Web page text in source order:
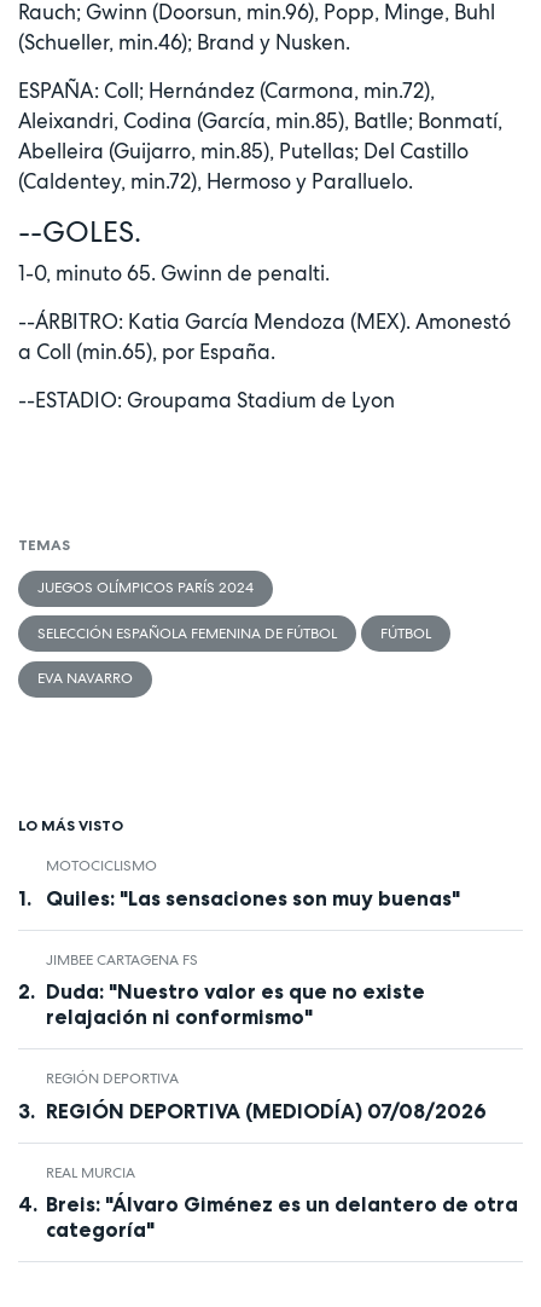
Rauch; Gwinn (Doorsun, min.96), Popp, Minge, Buhl
(Schueller, min.46); Brand y Nusken.
ESPAÑA: Coll; Hernández (Carmona, min.72),
Aleixandri, Codina (García, min.85), Batlle; Bonmatí,
Abelleira (Guijarro, min.85), Putellas; Del Castillo
(Caldentey, min.72), Hermoso y Paralluelo.
--GOLES.
1-0, minuto 65. Gwinn de penalti.
--ÁRBITRO: Katia García Mendoza (MEX). Amonestó
a Coll (min.65), por España.
--ESTADIO: Groupama Stadium de Lyon
TEMAS
JUEGOS OLÍMPICOS PARÍS 2024
SELECCIÓN ESPAÑOLA FEMENINA DE FÚTBOL FÚTBOL
EVA NAVARRO
LO MÁS VISTO
MOTOCICLISMO
Quiles: "Las sensaciones son muy buenas"
JIMBEE CARTAGENA FS
Duda: "Nuestro valor es que no existe
relajación ni conformismo"
REGIÓN DEPORTIVA
REGIÓN DEPORTIVA (MEDIODÍA) 07/08/2026
REAL MURCIA
Breis: "Álvaro Giménez es un delantero de otra
categoría"